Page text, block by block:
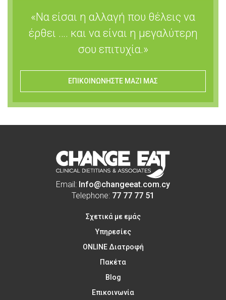
«Να είσαι η αλλαγή που θέλεις να
έρθει …. και να είναι η μεγαλύτερη
σου επιτυχία.»
ΕΠΙΚΟΙΝΩΝΗΣΤΕ ΜΑΖΙ ΜΑΣ
Email: Info@changeeat.com.cy
Telephone: 77 77 77 51
Σχετικά με εμάς
Υπηρεσίες
ONLINE Διατροφή
Πακέτα
Blog
Επικοινωνία